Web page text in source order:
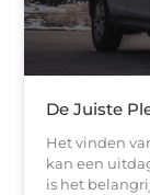
De Juiste
Het vinden
kan een
is het